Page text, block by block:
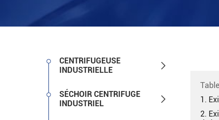
CENTRIFUGEUSE
INDUSTRIELLE

SÉCHOIR CENTRIFUGE
INDUSTRIEL

1.
2.